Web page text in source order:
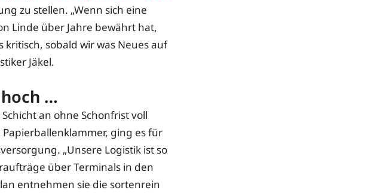
zu stellen. „Wenn sich eine
Linde über Jahre bewährt hat,
sobald wir was Neues auf
Jäkel.
…
an ohne Schonfrist voll
ging es für
„Unsere Logistik ist so
über Terminals in den
entnehmen sie die sortenrein